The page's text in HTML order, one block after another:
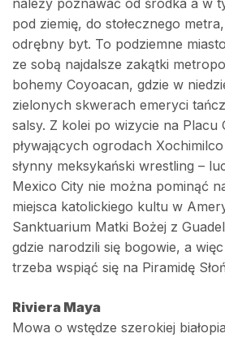
pod ziemię, do stołecznego
odrębny byt. To podziemne
ze sobą najdalsze zakątki
bohemy Coyoacan, gdzie w
zielonych skwerach emeryci
salsy. Z kolei po wizycie na Placu
pływających ogrodach
słynny meksykański wrestling –
Mexico City nie można pominąć
miejsca katolickiego kultu w
Sanktuarium Matki Bożej z
gdzie narodzili się bogowie, a
trzeba wspiąć się na Piramidę
Riviera Maya
Mowa o wstędze szerokiej